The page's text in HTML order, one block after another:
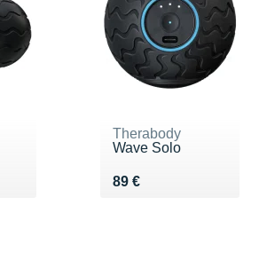
Therabody
Wave Solo
89 €
Vendu 89 €